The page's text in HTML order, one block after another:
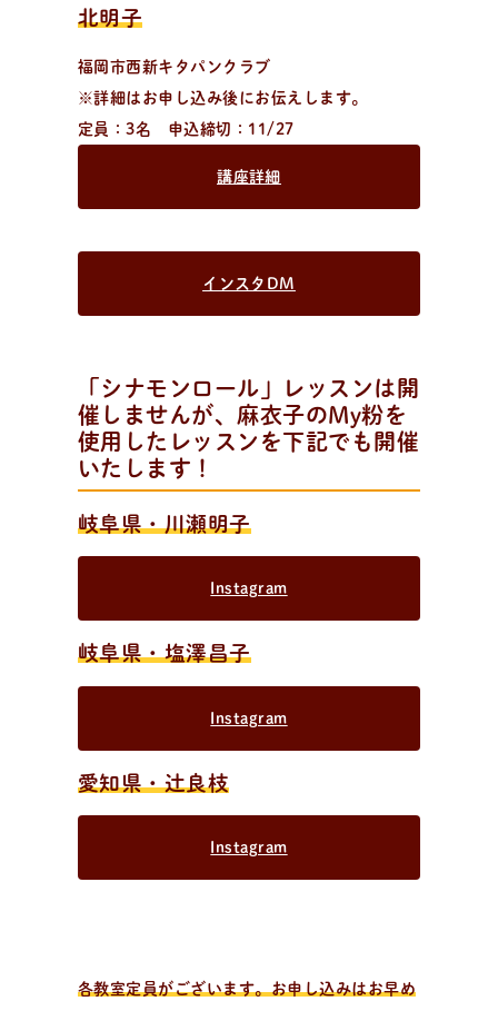
北明子
福岡市西新キタパンクラブ
※詳細はお申し込み後にお伝えします。
定員：3名 申込締切：11/27
講座詳細
インスタDM
「シナモンロール」レッスンは開
催しませんが、麻衣子のMy粉を
使用したレッスンを下記でも開催
いたします！
岐阜県・川瀬明子
Instagram
岐阜県・塩澤昌子
Instagram
愛知県・辻良枝
Instagram
各教室定員がございます。お申し込みはお早め